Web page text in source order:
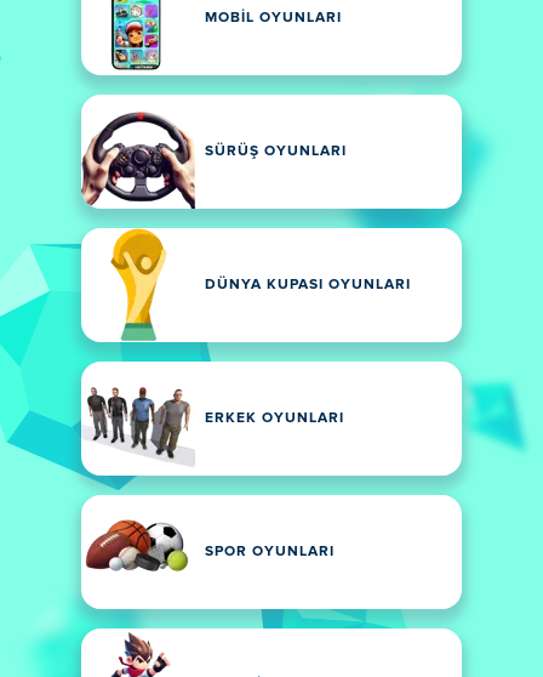
MOBIL OYUNLARI
SÜRÜŞ OYUNLARI
DÜNYA KUPASI OYUNLARI
ERKEK OYUNLARI
SPOR OYUNLARI